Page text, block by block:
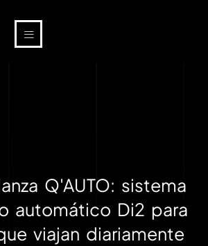
Q'AUTO: sistema
automático Di2 para
viajan diariamente